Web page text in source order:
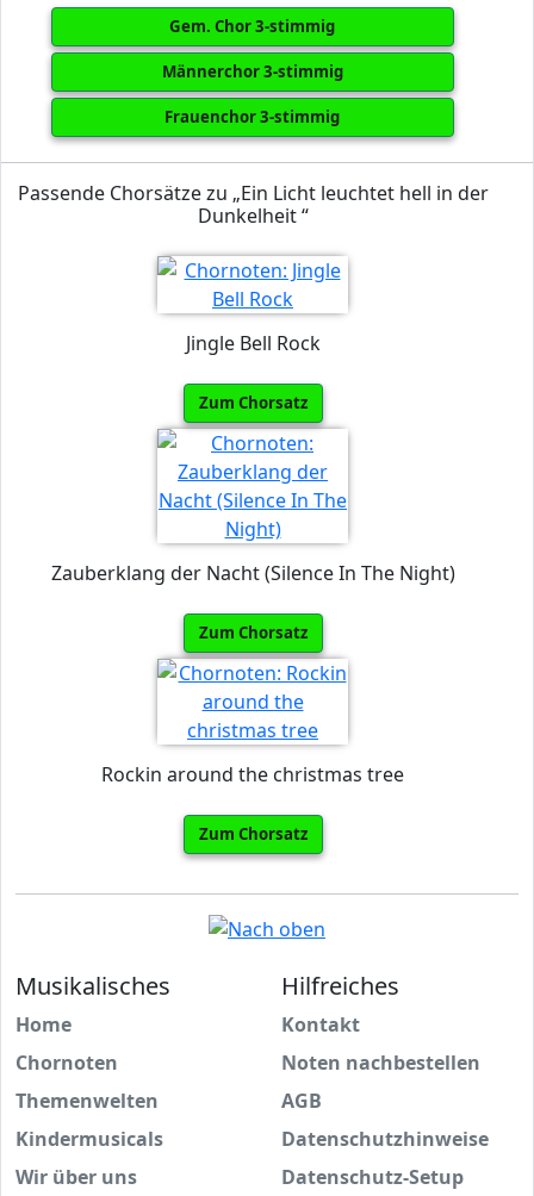
Gem. Chor 3-stimmig
Männerchor 3-stimmig
Frauenchor 3-stimmig
Passende Chorsätze zu „Ein Licht leuchtet hell in der
Dunkelheit “
Jingle Bell Rock
Zum Chorsatz
Zauberklang der Nacht (Silence In The Night)
Zum Chorsatz
Rockin around the christmas tree
Zum Chorsatz
Musikalisches
Home
Chornoten
Themenwelten
Kindermusicals
Wir über uns
Hilfreiches
Kontakt
Noten nachbestellen
AGB
Datenschutzhinweise
Datenschutz-Setup